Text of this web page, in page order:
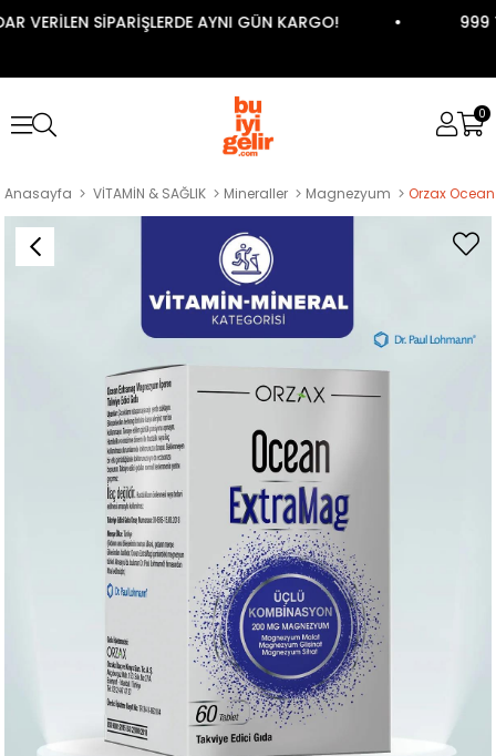
VERİLEN SİPARİŞLERDE AYNI GÜN KARGO! 999
0
Anasayfa VİTAMİN & SAĞLIK Mineraller Magnezyum Orzax